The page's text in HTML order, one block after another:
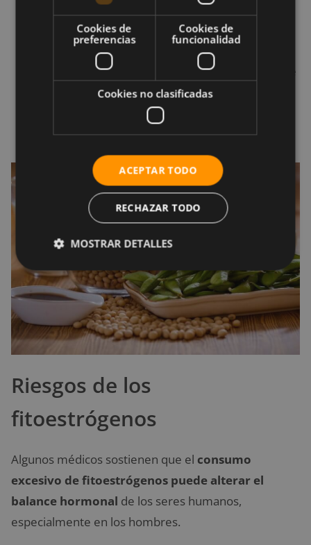
Disminución de los niveles de colesterol: las
isoflavonas de la soya pueden reducir el
colesterolmalo o colesterol LDL.
Reducción de inflamaciones: las isoflavonas de
la soya y el lignano pueden disminuir los
niveles de proteína C reactiva, que interviene
en la inflamación.
Riesgos de los
fitoestrógenos
Algunos médicos sostienen que el consumo
excesivo de fitoestrógenos puede alterar el
balance hormonal de los seres humanos,
especialmente en los hombres.
Cookies de
preferencias
Cookies de
funcionalidad
Cookies no clasificadas
ACEPTAR TODO
RECHAZAR TODO
MOSTRAR DETALLES